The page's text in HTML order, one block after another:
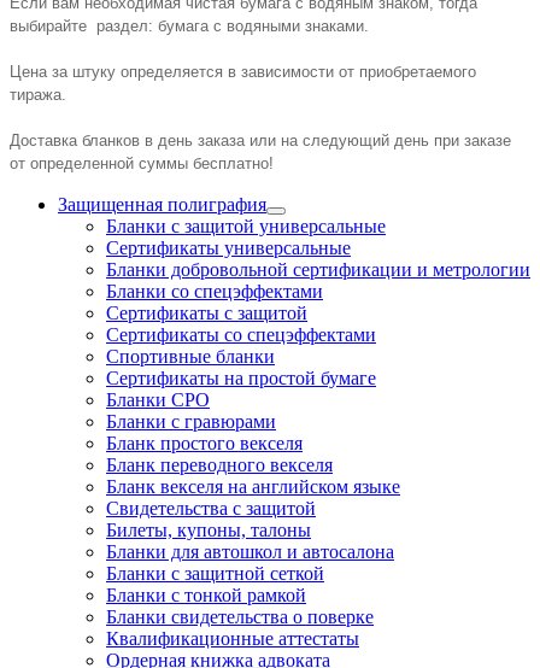
выбирайте раздел: бумага с водяными знаками.
Цена за штуку определяется в зависимости от приобретаемого
тиража.
Доставка бланков в день заказа или на следующий день при заказе
от определенной суммы бесплатно!
Защищенная полиграфия
Бланки с защитой универсальные
Сертификаты универсальные
Бланки добровольной сертификации и метрологии
Бланки со спецэффектами
Сертификаты с защитой
Сертификаты со спецэффектами
Спортивные бланки
Cертификаты на простой бумаге
Бланки СРО
Бланки с гравюрами
Бланк простого векселя
Бланк переводного векселя
Бланк векселя на английском языке
Свидетельства с защитой
Билеты, купоны, талоны
Бланки для автошкол и автосалона
Бланки с защитной сеткой
Бланки с тонкой рамкой
Бланки свидетельства о поверке
Квалификационные аттестаты
Ордерная книжка адвоката